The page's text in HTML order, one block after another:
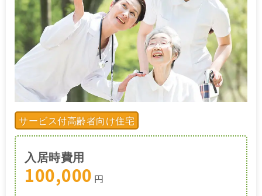
サービス付高齢者向け住宅
入居時費用
100,000 円